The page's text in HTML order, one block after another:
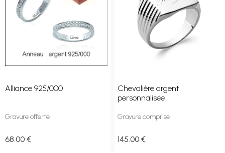
Alliance 925/000
Gravure offerte
68.00 €
Chevalière argent
personnalisée
Gravure comprise
145.00 €